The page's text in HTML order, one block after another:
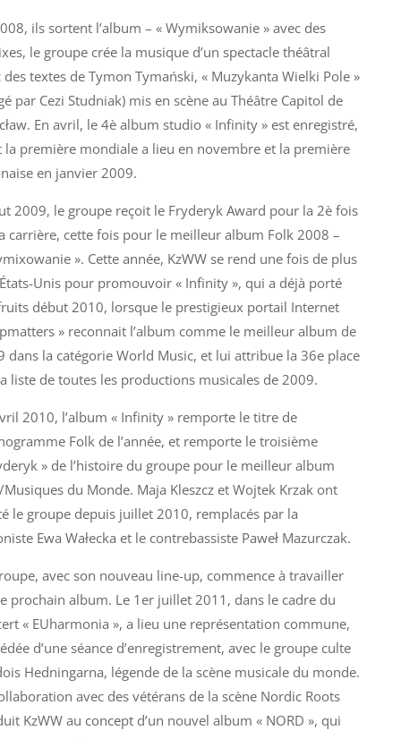
ils sortent l’album – « Wymiksowanie » avec des
le groupe crée la musique d’un spectacle théâtral
des textes de Tymon Tymański, « Muzykanta Wielki Pole »
par Cezi Studniak) mis en scène au Théâtre Capitol de
En avril, le 4è album studio « Infinity » est enregistré,
la première mondiale a lieu en novembre et la première
en janvier 2009.
2009, le groupe reçoit le Fryderyk Award pour la 2è fois
carrière, cette fois pour le meilleur album Folk 2008 –
». Cette année, KzWW se rend une fois de plus
Unis pour promouvoir « Infinity », qui a déjà porté
début 2010, lorsque le prestigieux portail Internet
» reconnait l’album comme le meilleur album de
dans la catégorie World Music, et lui attribue la 36e place
liste de toutes les productions musicales de 2009.
2010, l’album « Infinity » remporte le titre de
Folk de l’année, et remporte le troisième
» de l’histoire du groupe pour le meilleur album
du Monde. Maja Kleszcz et Wojtek Krzak ont
le groupe depuis juillet 2010, remplacés par la
Ewa Wałecka et le contrebassiste Paweł Mazurczak.
avec son nouveau line-up, commence à travailler
prochain album. Le 1er juillet 2011, dans le cadre du
« EUharmonia », a lieu une représentation commune,
d’une séance d’enregistrement, avec le groupe culte
Hedningarna, légende de la scène musicale du monde.
avec des vétérans de la scène Nordic Roots
KzWW au concept d’un nouvel album « NORD », qui